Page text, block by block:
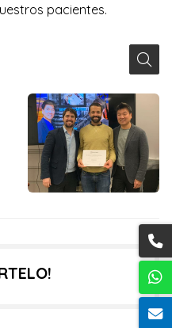
pacientes.